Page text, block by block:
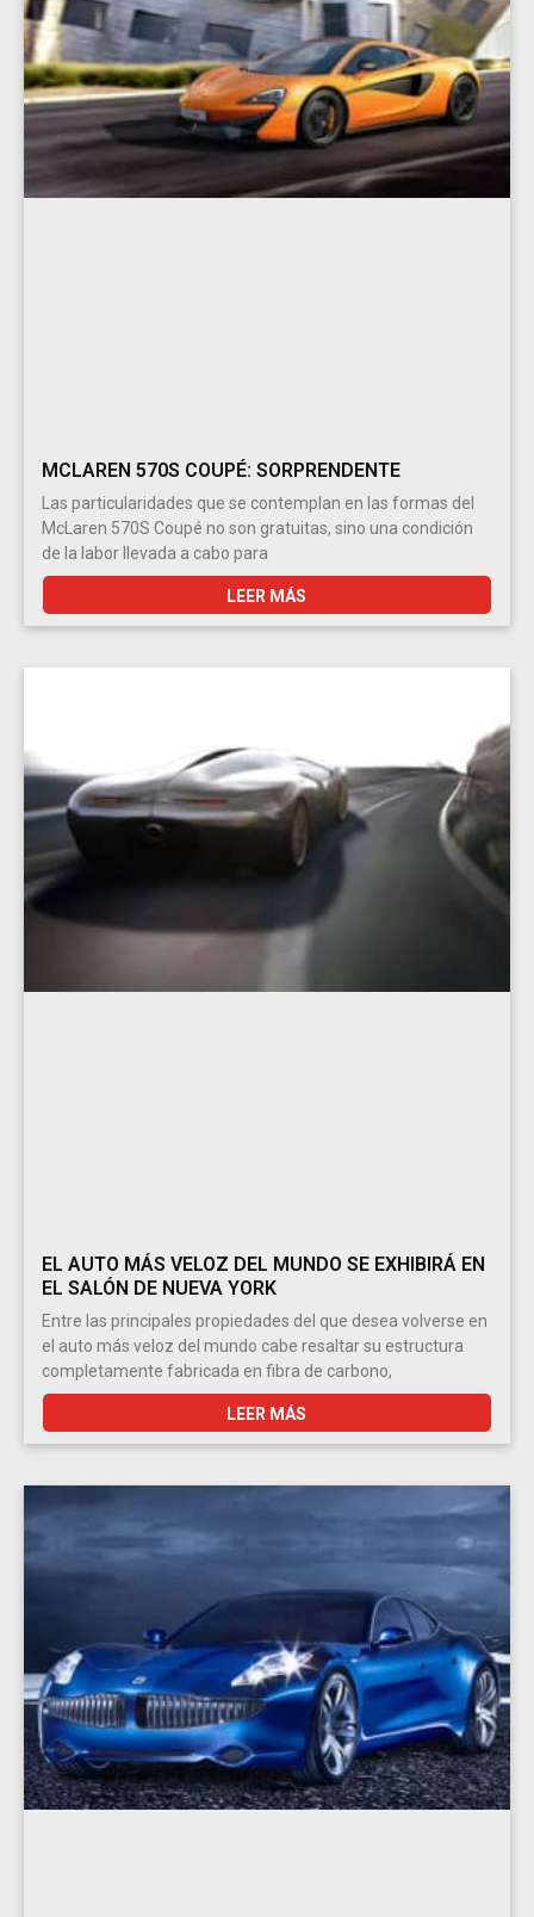
MCLAREN 570S COUPÉ: SORPRENDENTE
Las particularidades que se contemplan en las formas del
McLaren 570S Coupé no son gratuitas, sino una condición
de la labor llevada a cabo para
LEER MÁS
EL AUTO MÁS VELOZ DEL MUNDO SE EXHIBIRÁ EN
EL SALÓN DE NUEVA YORK
Entre las principales propiedades del que desea volverse en
el auto más veloz del mundo cabe resaltar su estructura
completamente fabricada en fibra de carbono,
LEER MÁS